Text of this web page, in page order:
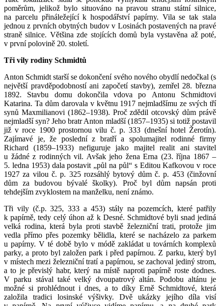
poměrům, jelikož bylo situováno na pravou stranu státní silnice,
na parcelu přináležející k hospodářství papírny. Vila se tak stala
jednou z prvních obytných budov v Losinách postavených na pravé
straně silnice. Většina zde stojících domů byla vystavěna až poté,
v první polovině 20. století.
Tři vily rodiny Schmidtů
Anton Schmidt starší se dokončení svého nového obydlí nedočkal (s
největší pravděpodobností ani započetí stavby), zemřel 28. března
1892. Stavbu domu dokončila vdova po Antonu Schmidtovi
Katarina. Ta dům darovala v květnu 1917 nejmladšímu ze svých tří
synů Maxmilianovi (1862–1938). Proč zdědil otcovský dům právě
nejmladší syn? Jeho bratr Anton mladší (1857–1935) si totiž postavil
již v roce 1900 prostornou vilu č. p. 333 (dnešní hotel Žerotín).
Zajímavé je, že poslední z bratří a spolumajitel rodinné firmy
Richard (1859–1933) nefiguruje jako majitel realit ani stavitel
u žádné z rodinných vil. Avšak jeho žena Erna (23. října 1867 –
5. ledna 1953) dala postavit „půl na půl“ s Editou Kafkovou v roce
1927 za vilou č. p. 325 rozsáhlý bytový dům č. p. 453 (činžovní
dům za budovou bývalé školky). Proč byl dům napsán proti
tehdejším zvyklostem na manželku, není známo.
Tři vily (č.p. 325, 333 a 453) stály na pozemcích, které patřily
k papírně, tedy celý úhon až k Desné. Schmidtové byli snad jediná
velká rodina, která byla proti stavbě železniční trati, protože jim
vedla přímo přes pozemky bělidla, které se nacházelo za parkem
u papírny. V té době bylo v módě zakládat u továrních komplexů
parky, a proto byl založen park i před papírnou. Z parku, který byl
v místech mezi železniční tratí a papírnou, se zachoval jediný strom,
a to je převislý habr, který na místě naproti papírně roste dodnes.
V parku stával také velký dvoupatrový altán. Podobu altánu je
možné si prohlédnout i dnes, a to díky Erně Schmidtové, která
založila tradici losinské výšivky. Dvě ukázky jejího díla visí